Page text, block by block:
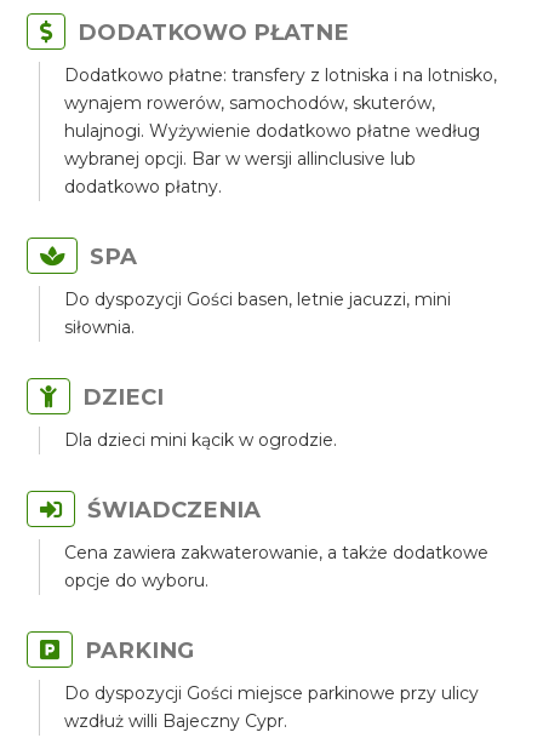
DODATKOWO PŁATNE
Dodatkowo płatne: transfery z lotniska i na lotnisko,
wynajem rowerów, samochodów, skuterów,
hulajnogi. Wyżywienie dodatkowo płatne według
wybranej opcji. Bar w wersji allinclusive lub
dodatkowo płatny.
SPA
Do dyspozycji Gości basen, letnie jacuzzi, mini
siłownia.
DZIECI
Dla dzieci mini kącik w ogrodzie.
ŚWIADCZENIA
Cena zawiera zakwaterowanie, a także dodatkowe
opcje do wyboru.
PARKING
Do dyspozycji Gości miejsce parkinowe przy ulicy
wzdłuż willi Bajeczny Cypr.